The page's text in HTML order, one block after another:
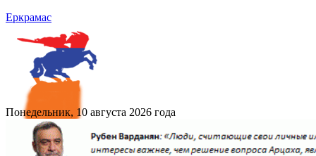
Еркрамас
Понедельник, 10 августа 2026 года